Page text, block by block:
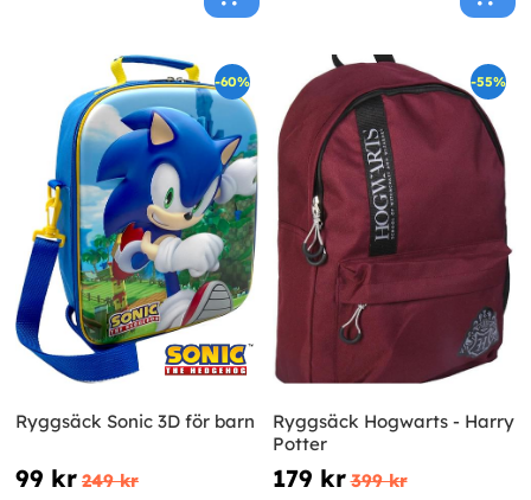
-60%
Ryggsäck Sonic 3D för barn
99 kr 249 kr
-55%
Ryggsäck Hogwarts - Harry
Potter
179 kr 399 kr